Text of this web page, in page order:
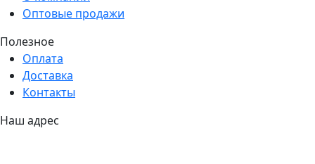
Оптовые продажи
Полезное
Оплата
Доставка
Контакты
Наш адрес